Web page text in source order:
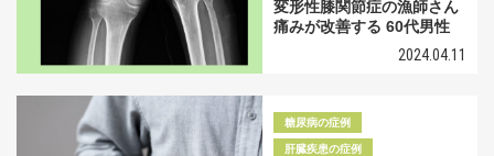
変形性膝関節症の漁師さん
痛みが改善する 60代男性
2024.04.11
糖尿病の症例
肝臓疾患の症例